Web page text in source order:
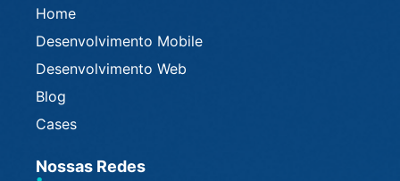
Home
Desenvolvimento Mobile
Desenvolvimento Web
Blog
Cases
Nossas Redes